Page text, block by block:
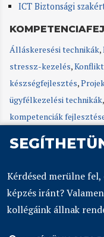
ICT Biztonsági
Álláskeresési technikák,
stressz-kezelés,
készségfejlesztés,
ügyfélkezelési technikák
kompetenciák
Kérdésed merülne
képzés iránt?
kollégáink állnak